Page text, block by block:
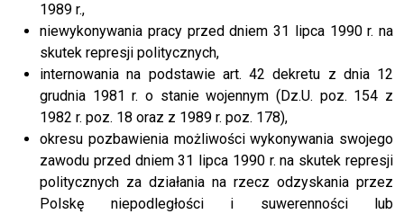
1989 r.,
niewykonywania pracy przed dniem 31 lipca 1990 r. na
skutek represji politycznych,
internowania na podstawie art. 42 dekretu z dnia 12
grudnia 1981 r. o stanie wojennym (Dz.U. poz. 154 z
1982 r. poz. 18 oraz z 1989 r. poz. 178),
okresu pozbawienia możliwości wykonywania swojego
zawodu przed dniem 31 lipca 1990 r. na skutek represji
politycznych za działania na rzecz odzyskania przez
Polskę niepodległości i suwerenności lub